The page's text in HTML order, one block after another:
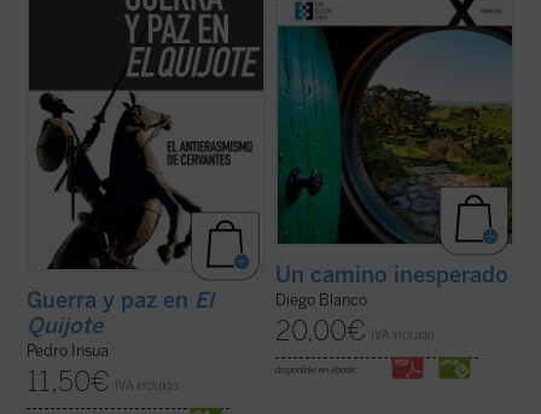
de fuentes aristotélicas para lograr la
Guerra y paz en El
Quijote
Pedro Insua
11,50€ IVA incluido
fe en comunidad, ...
Un camino inesperado
Diego Blanco
20,00€ IVA incluido
disponible en ebook: